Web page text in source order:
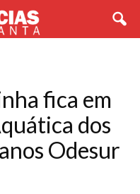
fica em
dos
Odesur